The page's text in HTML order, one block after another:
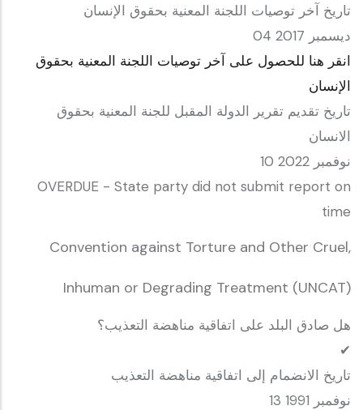
تاريخ آخر توصيات اللجنة المعنية بحقوق الإنسان
04 ديسمبر 2017
انقر هنا للحصول على آخر توصيات اللجنة المعنية بحقوق
الإنسان
تاريخ تقديم تقرير الدولة المقبل للجنة المعنية بحقوق
الانسان
10 نوفمبر 2022
OVERDUE - State party did not submit report on
time
Convention against Torture and Other Cruel,
Inhuman or Degrading Treatment (UNCAT)
هل صادق البلد على اتفاقية مناهضة التعذيب؟
✔
تاريخ الانضمام إلى اتفاقية مناهضة التعذيب
13 نوفمبر 1991